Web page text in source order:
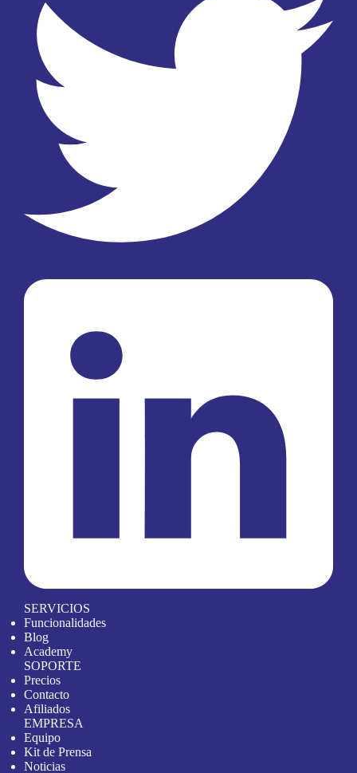
SERVICIOS
Funcionalidades
Blog
Academy
SOPORTE
Precios
Contacto
Afiliados
EMPRESA
Equipo
Kit de Prensa
Noticias